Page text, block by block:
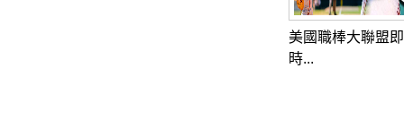
美國職棒大聯盟即
時...